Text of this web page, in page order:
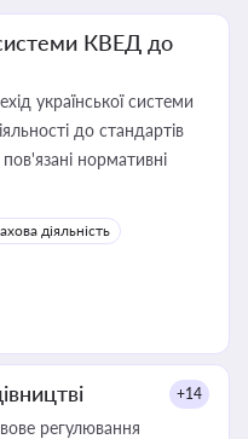
системи КВЕД до
української системи
до стандартів
нормативні
діяльність
+14
регулювання